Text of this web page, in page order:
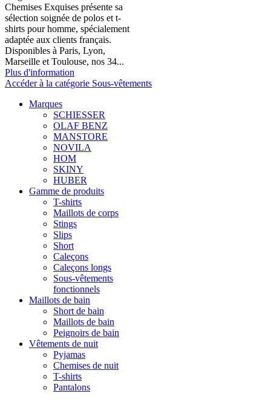
Chemises Exquises présente sa
sélection soignée de polos et t-
shirts pour homme, spécialement
adaptée aux clients français.
Disponibles à Paris, Lyon,
Marseille et Toulouse, nos 34...
Plus d'information
Accéder à la catégorie Sous-vêtements
Marques
SCHIESSER
OLAF BENZ
MANSTORE
NOVILA
HOM
SKINY
HUBER
Gamme de produits
T-shirts
Maillots de corps
Stings
Slips
Short
Caleçons
Caleçons longs
Sous-vêtements
fonctionnels
Maillots de bain
Short de bain
Maillots de bain
Peignoirs de bain
Vêtements de nuit
Pyjamas
Chemises de nuit
T-shirts
Pantalons